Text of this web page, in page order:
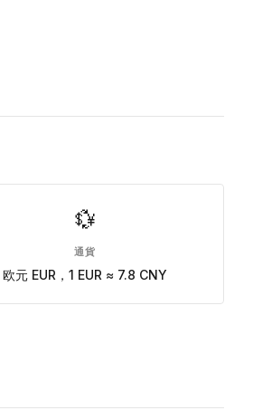
💱
通貨
欧元 EUR，1 EUR ≈ 7.8 CNY